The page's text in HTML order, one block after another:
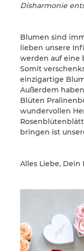
Disharmonie
Blumen sind
lieben unsere
werden auf eine
Somit
einzigartige
Außerdem
Blüten
wundervollen
bringen ist
Alles Liebe, Dein